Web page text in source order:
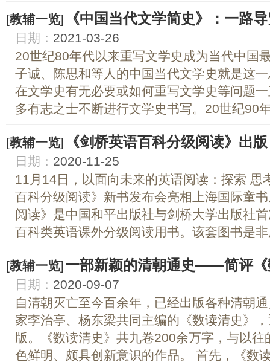
[教辅一览] 《中国当代文学简史》：一路
日期： 2021-03-26
20世纪80年代以来重写文学史成为当代中国
子诚、陈思和等人的中国当代文学史就是这
在文学史有无必要或如何重写文学史等问题
多有志之士不断进行文学史书写。20世纪90
[教辅一览] 《剑桥英语百科分级阅读》出版
日期： 2020-11-25
11月14日，以面向未来的英语阅读：探索 思
百科分级阅读》新书发布会亮相上海国际童
阅读》是中国和平出版社与剑桥大学出版社
百科类英语课外分级阅读用书。该套图书是
[教辅一览]一部新颖的清朝通史——简评《
日期： 2020-09-07
自清朝灭亡至今百余年，已经出版各种清朝
家李治亭、杨东梁共同主编的《数读清史》
版。《数读清史》共九卷200余万字，与以
色鲜明、颇具创新意识的作品。 首先，《数